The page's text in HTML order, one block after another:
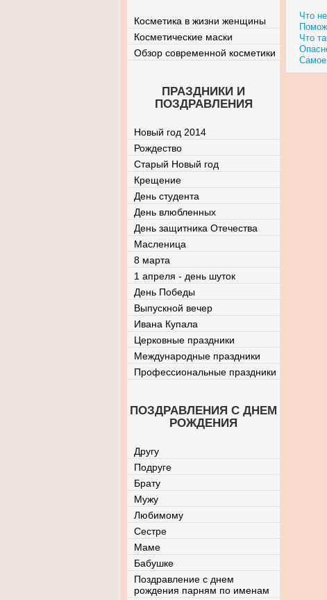
Что
Что
Самое
Косметика в жизни женщины
Косметические маски
Обзор современной косметики
ПРАЗДНИКИ И
ПОЗДРАВЛЕНИЯ
Новый год 2014
Рождество
Старый Новый год
Крещение
День студента
День влюбленных
День защитника Отечества
Масленица
8 марта
1 апреля - день шуток
День Победы
Выпускной вечер
Ивана Купала
Церковные праздники
Международные праздники
Профессиональные праздники
ПОЗДРАВЛЕНИЯ С ДНЕМ
РОЖДЕНИЯ
Другу
Подруге
Брату
Мужу
Любимому
Сестре
Маме
Бабушке
Поздравление с днем
рождения парням по именам